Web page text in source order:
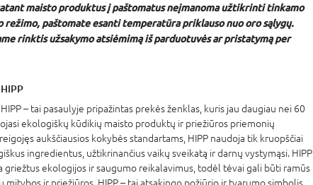
maisto produktus į paštomatus neįmanoma užtikrinti tinkamo
paštomate esanti temperatūra priklauso nuo oro sąlygų.
rinktis užsakymo atsiėmimą iš parduotuvės ar pristatymą per
HIPP
HIPP – tai pasaulyje pripažintas prekės ženklas, kuris jau daugiau nei 60
ekologiškų kūdikių maisto produktų ir priežiūros priemonių
aukščiausios kokybės standartams, HIPP naudoja tik kruopščiai
ingredientus, užtikrinančius vaikų sveikatą ir darnų vystymąsi. HIPP
griežtus ekologijos ir saugumo reikalavimus, todėl tėvai gali būti ramūs